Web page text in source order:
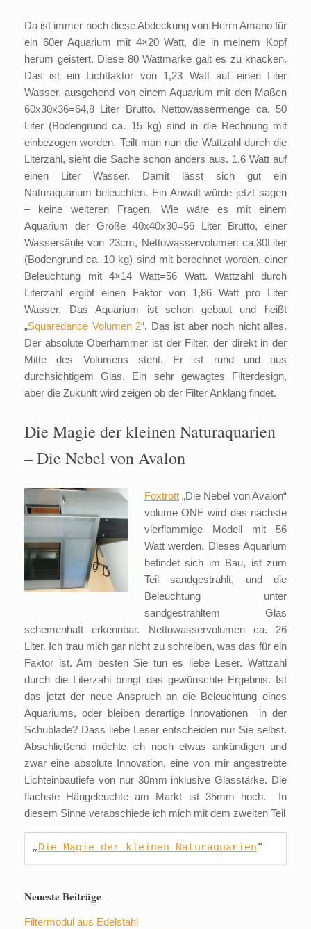
Da ist immer noch diese Abdeckung von Herrn Amano für
ein 60er Aquarium mit 4×20 Watt, die in meinem Kopf
herum geistert. Diese 80 Wattmarke galt es zu knacken.
Das ist ein Lichtfaktor von 1,23 Watt auf einen Liter
Wasser, ausgehend von einem Aquarium mit den Maßen
60x30x36=64,8 Liter Brutto. Nettowassermenge ca. 50
Liter (Bodengrund ca. 15 kg) sind in die Rechnung mit
einbezogen worden. Teilt man nun die Wattzahl durch die
Literzahl, sieht die Sache schon anders aus. 1,6 Watt auf
einen Liter Wasser. Damit lässt sich gut ein
Naturaquarium beleuchten. Ein Anwalt würde jetzt sagen
– keine weiteren Fragen. Wie wäre es mit einem
Aquarium der Größe 40x40x30=56 Liter Brutto, einer
Wassersäule von 23cm, Nettowasservolumen ca.30Liter
(Bodengrund ca. 10 kg) sind mit berechnet worden, einer
Beleuchtung mit 4×14 Watt=56 Watt. Wattzahl durch
Literzahl ergibt einen Faktor von 1,86 Watt pro Liter
Wasser. Das Aquarium ist schon gebaut und heißt
„Squaredance Volumen 2“. Das ist aber noch nicht alles.
Der absolute Oberhammer ist der Filter, der direkt in der
Mitte des Volumens steht. Er ist rund und aus
durchsichtigem Glas. Ein sehr gewagtes Filterdesign,
aber die Zukunft wird zeigen ob der Filter Anklang findet.
Die Magie der kleinen Naturaquarien
– Die Nebel von Avalon
Foxtrott„Die Nebel von Avalon“
volume ONE wird das nächste
vierflammige Modell mit 56
Watt werden. Dieses Aquarium
befindet sich im Bau, ist zum
Teil sandgestrahlt, und die
Beleuchtung unter
sandgestrahltem Glas
schemenhaft erkennbar. Nettowasservolumen ca. 26
Liter. Ich trau mich gar nicht zu schreiben, was das für ein
Faktor ist. Am besten Sie tun es liebe Leser. Wattzahl
durch die Literzahl bringt das gewünschte Ergebnis. Ist
das jetzt der neue Anspruch an die Beleuchtung eines
Aquariums, oder bleiben derartige Innovationen in der
Schublade? Dass liebe Leser entscheiden nur Sie selbst.
Abschließend möchte ich noch etwas ankündigen und
zwar eine absolute Innovation, eine von mir angestrebte
Lichteinbautiefe von nur 30mm inklusive Glasstärke. Die
flachste Hängeleuchte am Markt ist 35mm hoch. In
diesem Sinne verabschiede ich mich mit dem zweiten Teil
„Die Magie der kleinen Naturaquarien“
Neueste Beiträge
Filtermodul aus Edelstahl